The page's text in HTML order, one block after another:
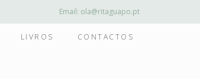
Email: ola@ritaguapo.pt
LIVROS CONTACTOS